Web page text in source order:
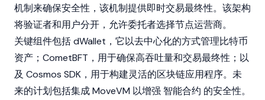
机制来确保安全性，该机制提供即时交易最终性。该架构
将验证者和用户分开，允许委托者选择节点运营商。
关键组件包括 dWallet，它以去中心化的方式管理比特币
资产；CometBFT，用于确保高吞吐量和交易最终性；以
及 Cosmos SDK，用于构建灵活的区块链应用程序。未
来的计划包括集成 MoveVM 以增强 智能合约 的安全性。